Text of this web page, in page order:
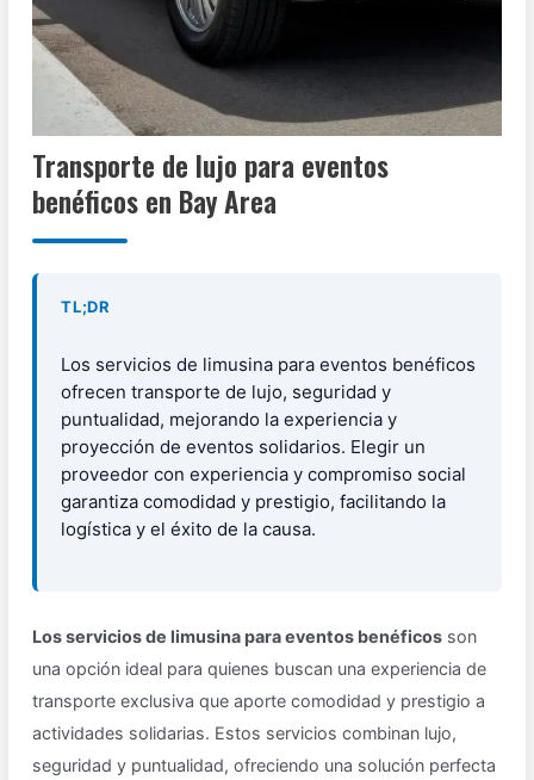
Transporte de lujo para eventos
benéficos en Bay Area
TL;DR
Los servicios de limusina para eventos benéficos
ofrecen transporte de lujo, seguridad y
puntualidad, mejorando la experiencia y
proyección de eventos solidarios. Elegir un
proveedor con experiencia y compromiso social
garantiza comodidad y prestigio, facilitando la
logística y el éxito de la causa.
Los servicios de limusina para eventos benéficos son
una opción ideal para quienes buscan una experiencia de
transporte exclusiva que aporte comodidad y prestigio a
actividades solidarias. Estos servicios combinan lujo,
seguridad y puntualidad, ofreciendo una solución perfecta